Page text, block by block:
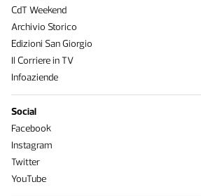
CdT Weekend
Archivio Storico
Edizioni San Giorgio
Il Corriere in TV
Infoaziende
Social
Facebook
Instagram
Twitter
YouTube